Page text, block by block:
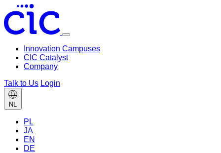
Toggle
menu
Innovation Campuses
CIC Catalyst
Company
Talk to Us Login
NL
language
PL
JA
EN
DE